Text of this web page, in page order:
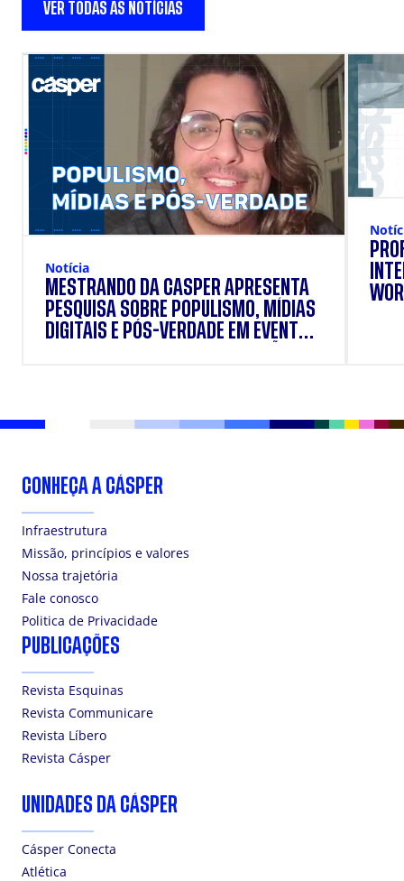
VER TODAS AS NOTÍCIAS
Notícia
MESTRANDO DA CÁSPER APRESENTA
PESQUISA SOBRE POPULISMO, MÍDIAS
DIGITAIS E PÓS-VERDADE EM EVENTO
CONHEÇA A CÁSPER
Infraestrutura
Missão, princípios e valores
Nossa trajetória
Fale conosco
Politica de Privacidade
PUBLICAÇÕES
Revista Esquinas
Revista Communicare
Revista Líbero
Revista Cásper
UNIDADES DA CÁSPER
Cásper Conecta
Atlética